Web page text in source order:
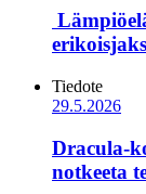
Tiedote
29.5.2026
Dracula-
notkeeta